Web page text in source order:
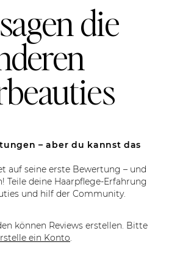
die
– aber du kannst das
auf seine erste Bewertung – und
Teile deine Haarpflege-Erfahrung
und hilf der Community.
können Reviews erstellen. Bitte
ein Konto.